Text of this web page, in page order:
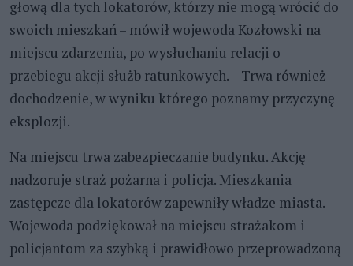
głową dla tych lokatorów, którzy nie mogą wrócić do
swoich mieszkań – mówił wojewoda Kozłowski na
miejscu zdarzenia, po wysłuchaniu relacji o
przebiegu akcji służb ratunkowych.– Trwa również
dochodzenie, w wyniku którego poznamy przyczynę
eksplozji.
Na miejscu trwa zabezpieczanie budynku. Akcję
nadzoruje straż pożarna i policja. Mieszkania
zastępcze dla lokatorów zapewniły władze miasta.
Wojewoda podziękował na miejscu strażakom i
policjantom za szybką i prawidłowo przeprowadzoną